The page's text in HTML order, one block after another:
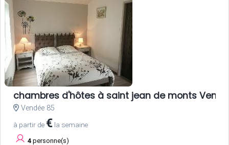
chambres d'hôtes à saint jean de monts
Vendée 85
à partir de € la semaine
4 personne(s)